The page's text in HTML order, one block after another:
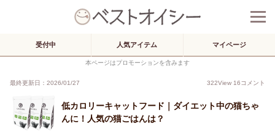
受付中 人気アイテム マイページ
本ページはプロモーションを含みます
最終更新日：2026/01/27 322View 16コメント
低カロリーキャットフード｜ダイエット中の猫ちゃ
んに！人気の猫ごはんは？